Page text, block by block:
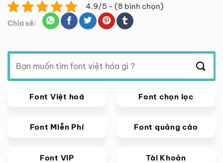
4.9/5 - (8 bình chọn)
Chia sẽ:
Tìm
kiếm:
Font Việt hoá Font chọn lọc
Font Miễn Phí Font quảng cáo
Font VIP Tài Khoản